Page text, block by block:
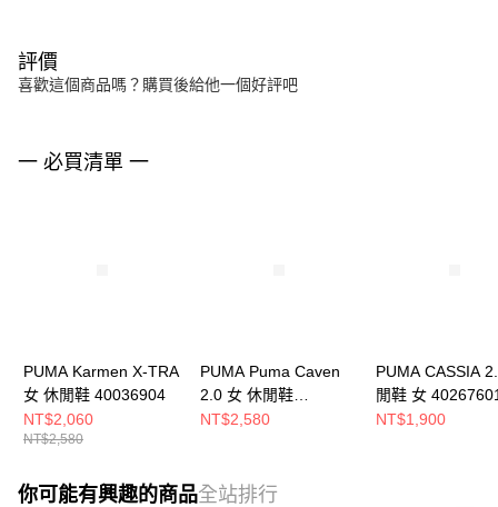
評價
喜歡這個商品嗎？購買後給他一個好評吧
一 必買清單 一
PUMA Karmen X-TRA
女 休閒鞋 40036904
NT$2,060
NT$2,580
PUMA Puma Caven
2.0 女 休閒鞋
39229026
NT$2,580
PUMA CASSIA
閒鞋 女
NT$1,900
你可能有興趣的商品全站排行